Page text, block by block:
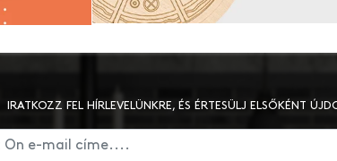
IRATKOZZ FEL HÍRLEVELÜNKRE, ÉS ÉRTESÜLJ ELSŐKÉNT